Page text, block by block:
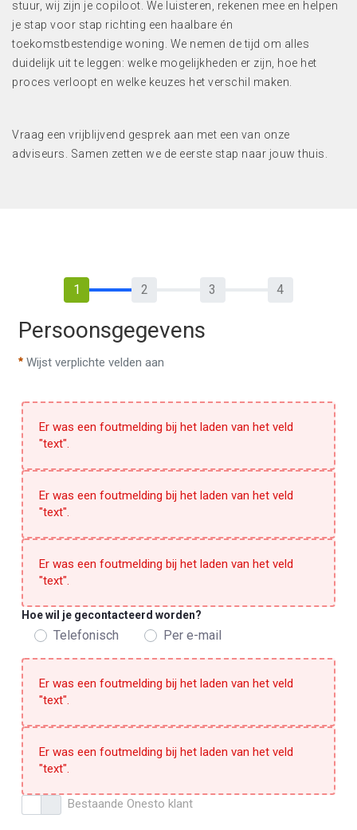
stuur, wij zijn je copiloot. We luisteren, rekenen mee en helpen
je stap voor stap richting een haalbare én
toekomstbestendige woning. We nemen de tijd om alles
duidelijk uit te leggen: welke mogelijkheden er zijn, hoe het
proces verloopt en welke keuzes het verschil maken.
Vraag een vrijblijvend gesprek aan met een van onze
adviseurs. Samen zetten we de eerste stap naar jouw thuis.
Persoonsgegevens
Wijst verplichte velden aan
Er was een foutmelding bij het laden van het veld
"text".
Er was een foutmelding bij het laden van het veld
"text".
Er was een foutmelding bij het laden van het veld
"text".
Hoe wil je gecontacteerd worden?
Telefonisch Per e-mail
Er was een foutmelding bij het laden van het veld
"text".
Er was een foutmelding bij het laden van het veld
"text".
Bestaande Onesto klant